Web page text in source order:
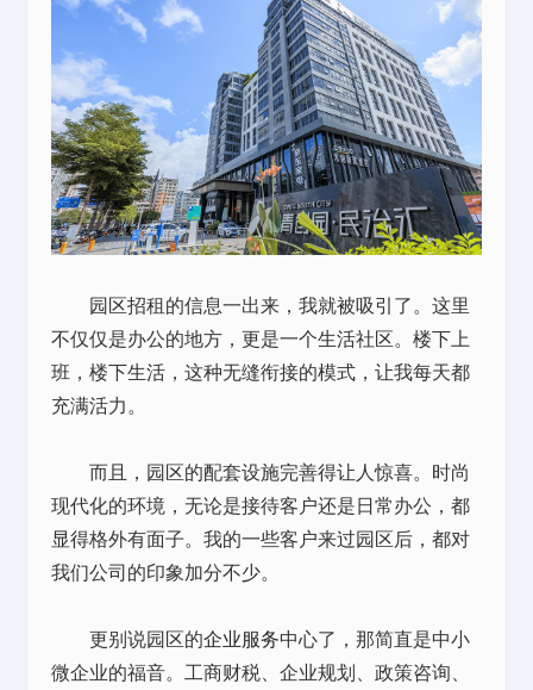
园区招租的信息一出来，我就被吸引了。这里
不仅仅是办公的地方，更是一个生活社区。楼下上
班，楼下生活，这种无缝衔接的模式，让我每天都
充满活力。
而且，园区的配套设施完善得让人惊喜。时尚
现代化的环境，无论是接待客户还是日常办公，都
显得格外有面子。我的一些客户来过园区后，都对
我们公司的印象加分不少。
更别说园区的企业服务中心了，那简直是中小
微企业的福音。工商财税、企业规划、政策咨询、